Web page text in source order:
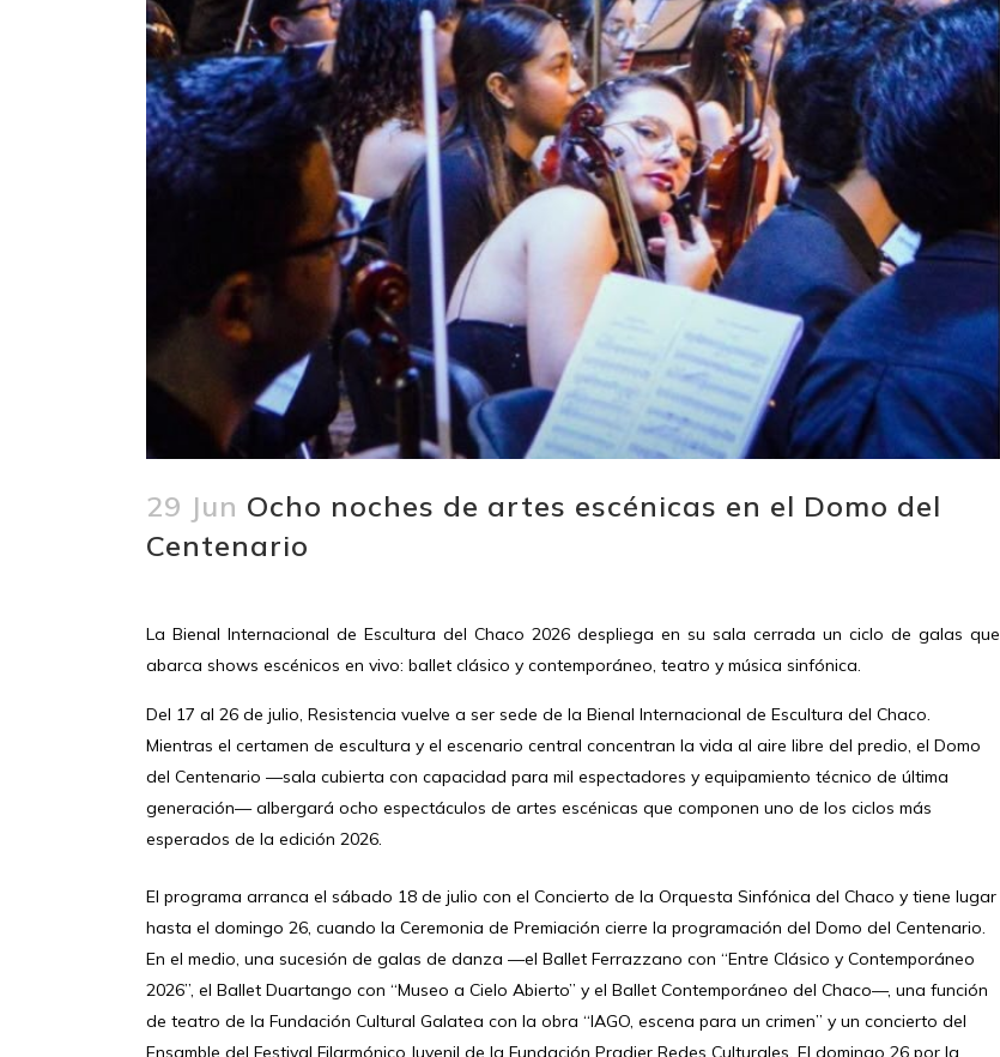
29 Jun Ocho noches de artes escénicas en el Domo del
Centenario
La Bienal Internacional de Escultura del Chaco 2026 despliega en su sala cerrada un ciclo de galas que
abarca shows escénicos en vivo: ballet clásico y contemporáneo, teatro y música sinfónica.
Del 17 al 26 de julio, Resistencia vuelve a ser sede de la Bienal Internacional de Escultura del Chaco.
Mientras el certamen de escultura y el escenario central concentran la vida al aire libre del predio, el Domo
del Centenario —sala cubierta con capacidad para mil espectadores y equipamiento técnico de última
generación— albergará ocho espectáculos de artes escénicas que componen uno de los ciclos más
esperados de la edición 2026.
El programa arranca el sábado 18 de julio con el Concierto de la Orquesta Sinfónica del Chaco y tiene lugar
hasta el domingo 26, cuando la Ceremonia de Premiación cierre la programación del Domo del Centenario.
En el medio, una sucesión de galas de danza —el Ballet Ferrazzano con “Entre Clásico y Contemporáneo
2026”, el Ballet Duartango con “Museo a Cielo Abierto” y el Ballet Contemporáneo del Chaco—, una función
de teatro de la Fundación Cultural Galatea con la obra “IAGO, escena para un crimen” y un concierto del
Ensamble del Festival Filarmónico Juvenil de la Fundación Pradier Redes Culturales. El domingo 26 por la